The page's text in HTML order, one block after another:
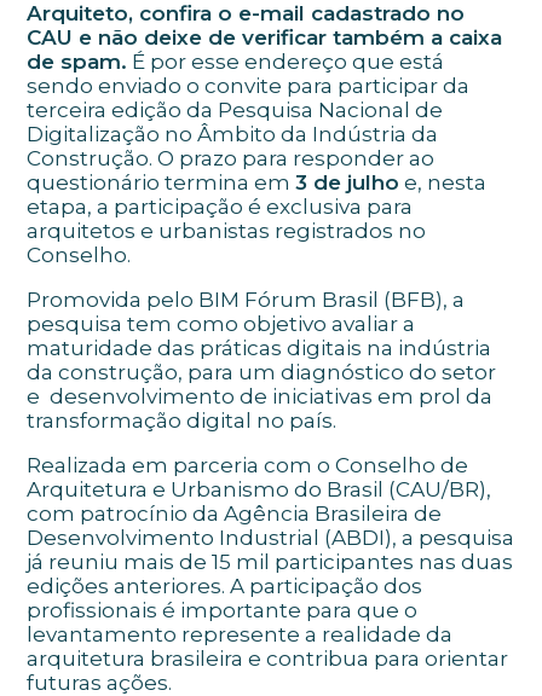
Arquiteto, confira o e-mail cadastrado no
CAU e não deixe de verificar também a caixa
de spam. É por esse endereço que está
sendo enviado o convite para participar da
terceira edição da Pesquisa Nacional de
Digitalização no Âmbito da Indústria da
Construção. O prazo para responder ao
questionário termina em3 de julho e, nesta
etapa, a participação é exclusiva para
arquitetos e urbanistas registrados no
Conselho.
Promovida pelo BIM Fórum Brasil (BFB), a
pesquisa tem como objetivo avaliar a
maturidade das práticas digitais na indústria
da construção, para um diagnóstico do setor
e desenvolvimento de iniciativas em prol da
transformação digital no país.
Realizada em parceria com o Conselho de
Arquitetura e Urbanismo do Brasil (CAU/BR),
com patrocínio da Agência Brasileira de
Desenvolvimento Industrial (ABDI), a pesquisa
já reuniu mais de 15 mil participantes nas duas
edições anteriores. A participação dos
profissionais é importante para que o
levantamento represente a realidade da
arquitetura brasileira e contribua para orientar
futuras ações.